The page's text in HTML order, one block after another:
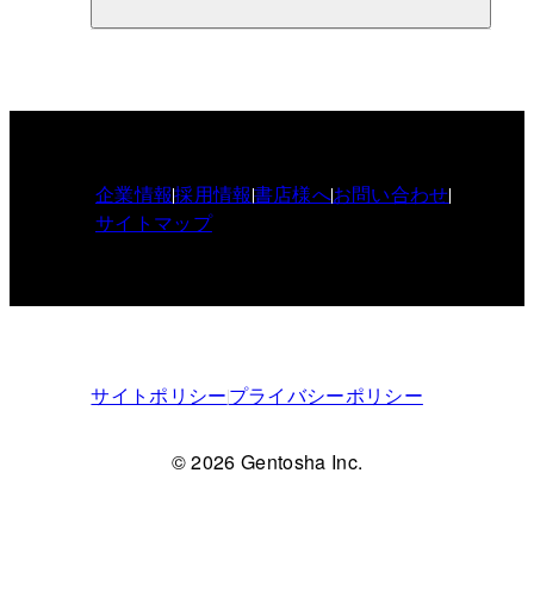
企業情報採用情報書店様へお問い合わせ
サイトマップ
サイトポリシープライバシーポリシー
© 2026 Gentosha Inc.